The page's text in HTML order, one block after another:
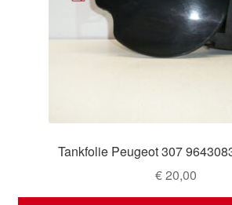
Tankfolie Peugeot 307
€20,00